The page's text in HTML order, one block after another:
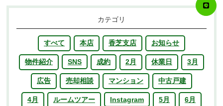
カテゴリ
すべて 本店 香芝支店 お知らせ
物件紹介 SNS 成約 2月 休業日 3月
広告 売却相談 マンション 中古戸建
4月 ルームツアー Instagram 5月 6月